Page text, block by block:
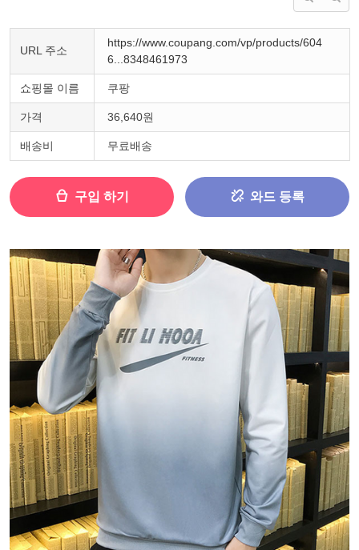
URL 주소
https://www.coupang.com/vp/products/604
6...8348461973
쇼핑몰 이름 쿠팡
가격 36,640원
배송비 무료배송
구입 하기 와드 등록